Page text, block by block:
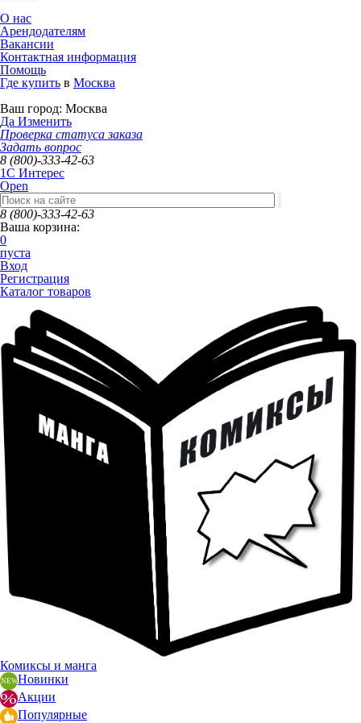
О нас
Арендодателям
Вакансии
Контактная информация
Помощь
Где купить в Москва
Ваш город: Москва
Да Изменить
Проверка статуса заказа
Задать вопрос
8 (800)-333-42-63
1C Интерес
Open
8 (800)-333-42-63
Ваша корзина:
0
пуста
Вход
Регистрация
Каталог товаров
Комиксы и манга
Новинки
Акции
Популярные